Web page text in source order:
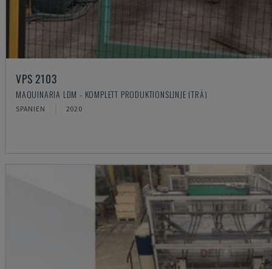
VPS 2103
MAQUINARIA LDM - KOMPLETT PRODUKTIONSLINJE (TRÄ)
SPANIEN 2020